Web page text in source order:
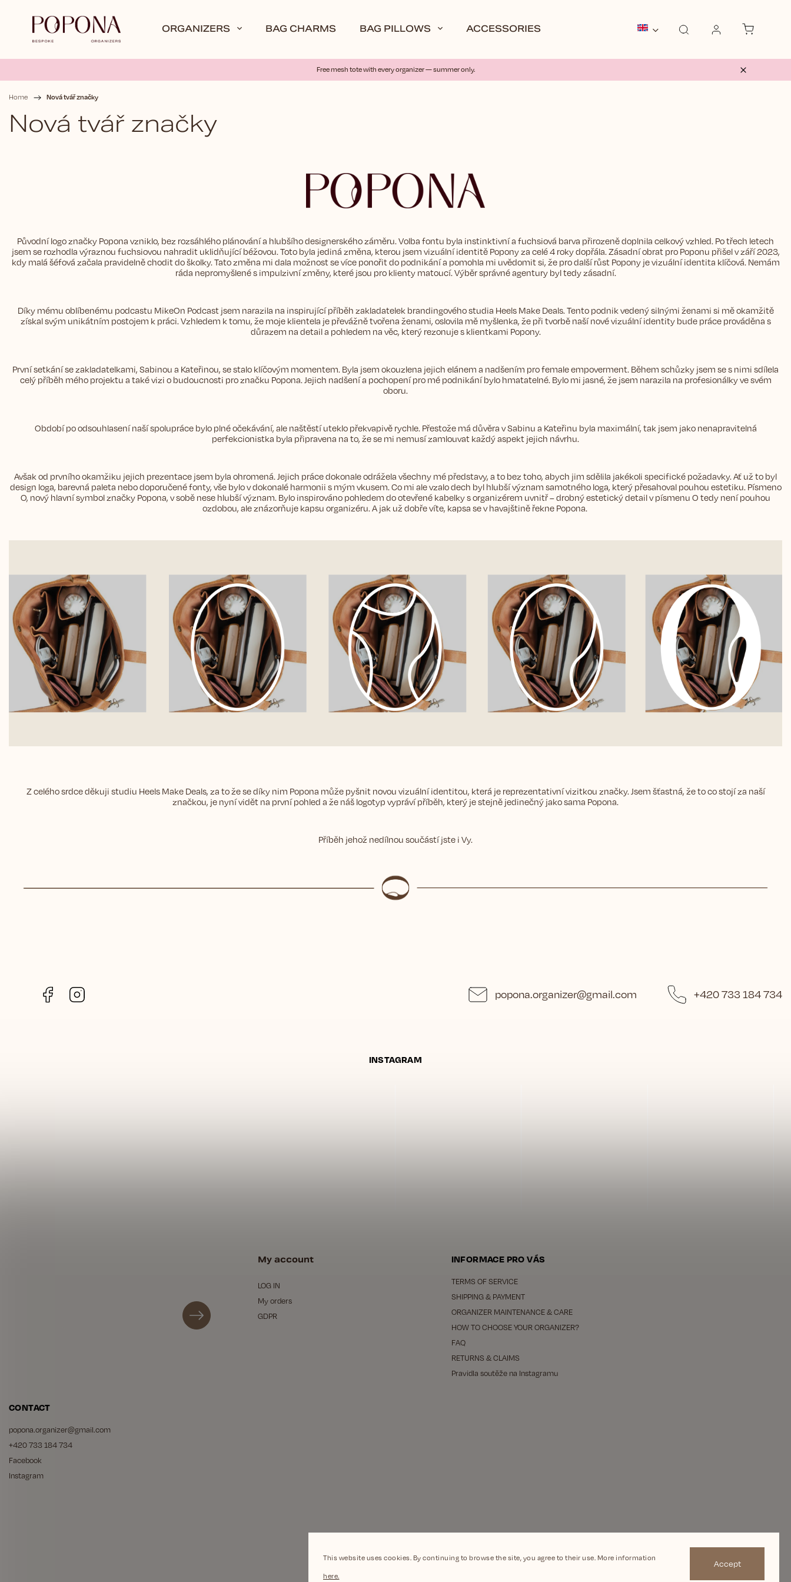
This website uses cookies. By continuing to browse the site, you agree to their use. More information
here.
Accept
ORGANIZERS BAG CHARMS BAG PILLOWS ACCESSORIES LABUBU OUTFIT
Free mesh tote with every organizer — summer only.
Home / Nová tvář značky
Nová tvář značky
Původní logo značky Popona vzniklo, bez rozsáhlého plánování a hlubšího designerského záměru. Volba fontu byla instinktivní a fuchsiová barva přirozeně doplnila celkový vzhled. Po třech letech
jsem se rozhodla výraznou fuchsiovou nahradit uklidňující béžovou. Toto byla jediná změna, kterou jsem vizuální identitě Popony za celé 4 roky dopřála. Zásadní obrat pro Poponu přišel v září 2023,
kdy malá šéfová začala pravidelně chodit do školky. Tato změna mi dala možnost se více ponořit do podnikání a pomohla mi uvědomit si, že pro další růst Popony je vizuální identita klíčová. Nemám
ráda nepromyšlené s impulzivní změny, které jsou pro klienty matoucí. Výběr správné agentury byl tedy zásadní.
Díky mému oblíbenému podcastu MikeOn Podcast jsem narazila na inspirující příběh zakladatelek brandingového studia Heels Make Deals. Tento podnik vedený silnými ženami si mě okamžitě
získal svým unikátním postojem k práci. Vzhledem k tomu, že moje klientela je převážně tvořena ženami, oslovila mě myšlenka, že při tvorbě naší nové vizuální identity bude práce prováděna s
důrazem na detail a pohledem na věc, který rezonuje s klientkami Popony.
První setkání se zakladatelkami, Sabinou a Kateřinou, se stalo klíčovým momentem. Byla jsem okouzlena jejich elánem a nadšením pro female empoverment. Během schůzky jsem se s nimi sdílela
celý příběh mého projektu a také vizi o budoucnosti pro značku Popona. Jejich nadšení a pochopení pro mé podnikání bylo hmatatelné. Bylo mi jasné, že jsem narazila na profesionálky ve svém
oboru.
Období po odsouhlasení naší spolupráce bylo plné očekávání, ale naštěstí uteklo překvapivě rychle. Přestože má důvěra v Sabinu a Kateřinu byla maximální, tak jsem jako nenapravitelná
perfekcionistka byla připravena na to, že se mi nemusí zamlouvat každý aspekt jejich návrhu.
Avšak od prvního okamžiku jejich prezentace jsem byla ohromená. Jejich práce dokonale odrážela všechny mé představy, a to bez toho, abych jim sdělila jakékoli specifické požadavky. Ať už to byl
design loga, barevná paleta nebo doporučené fonty, vše bylo v dokonalé harmonii s mým vkusem. Co mi ale vzalo dech byl hlubší význam samotného loga, který přesahoval pouhou estetiku. Písmeno
O, nový hlavní symbol značky Popona, v sobě nese hlubší význam. Bylo inspirováno pohledem do otevřené kabelky s organizérem uvnitř – drobný estetický detail v písmenu O tedy není pouhou
ozdobou, ale znázorňuje kapsu organizéru. A jak už dobře víte, kapsa se v havajštině řekne Popona.
Z celého srdce děkuji studiu Heels Make Deals, za to že se díky nim Popona může pyšnit novou vizuální identitou, která je reprezentativní vizitkou značky. Jsem šťastná, že to co stojí za naší
značkou, je nyní vidět na první pohled a že náš logotyp vypráví příběh, který je stejně jedinečný jako sama Popona.
Příběh jehož nedílnou součástí jste i Vy.
Facebook popona.organizer@gmail.com +420 733 184 734
INSTAGRAM
My account
LOG IN
My orders
GDPR
INFORMACE PRO VÁS
TERMS OF SERVICE
SHIPPING & PAYMENT
ORGANIZER MAINTENANCE & CARE
HOW TO CHOOSE YOUR ORGANIZER?
FAQ
RETURNS & CLAIMS
Pravidla soutěže na Instagramu
CONTACT
popona.organizer@gmail.com
+420 733 184 734
Facebook
Instagram